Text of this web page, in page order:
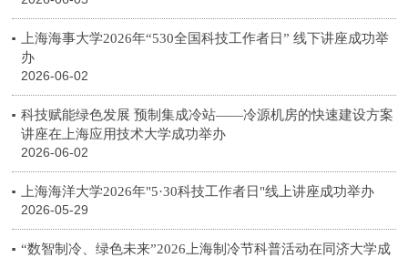
上海海事大学2026年“530全国科技工作者日” 线下讲座成功举
办
2026-06-02
科技赋能绿色发展 预制集成冷站——冷源机房的快速建设方案
讲座在上海应用技术大学成功举办
2026-06-02
上海海洋大学2026年"5·30科技工作者日"线上讲座成功举办
2026-05-29
“数智制冷、绿色未来”2026上海制冷节科普活动在同济大学成